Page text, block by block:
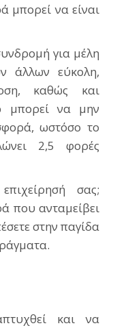
μπορεί να είναι
για μέλη
άλλων εύκολη,
καθώς και
μπορεί να μην
ωστόσο το
2,5 φορές
σας;
που ανταμείβει
στην παγίδα
και να